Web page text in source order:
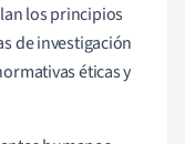
los principios
de investigación
éticas y